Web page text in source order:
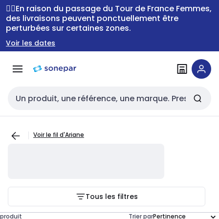
Passer à la
navigation
Passer
au
contenu
🚴‍♂️En raison du passage du Tour de France Femmes,
des livraisons peuvent ponctuellement être
perturbées sur certaines zones.
Voir les dates
Entrée de recherche
Voir le fil d'Ariane
Tous les filtres
produit Trier par